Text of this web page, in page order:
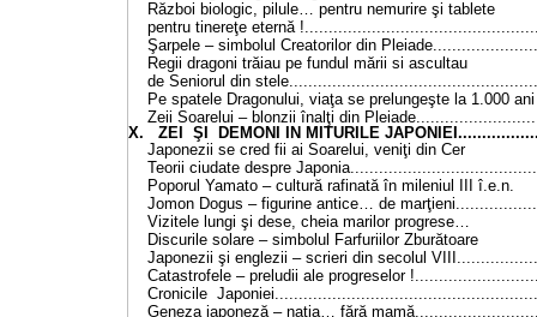
Război biologic, pilule… pentru nemurire şi tablete
pentru tinereţe eternă
Şarpele – simbolul Creatorilor din
Regii dragoni trăiau pe fundul mării si ascultau
de Seniorul din
Pe spatele Dragonului, viaţa se prelungeşte la
Zeii Soarelui – blonzii înalţi din
X. ZEI ŞI DEMONI IN MITURILE
Japonezii se cred fii ai Soarelui, veniţi
Teorii ciudate despre
Poporul Yamato – cultură rafinată în
Jomon Dogus – figurine antice… de
Vizitele lungi şi dese, cheia marilor
Discurile solare – simbolul Farfuriilor
Japonezii şi englezii – scrieri din secolul
Catastrofele – preludii ale progreselor
Cronicile
Geneza japoneză – naţia… fără